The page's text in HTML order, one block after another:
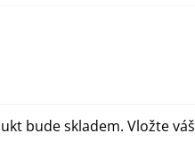
bude skladem. Vložte váš